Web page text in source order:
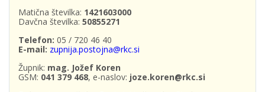
Matična številka: 1421603000
Davčna številka: 50855271
Telefon: 05 / 720 46 40
E-mail: zupnija.postojna@rkc.si
Župnik: mag. Jožef Koren
GSM: 041 379 468, e-naslov: joze.koren@rkc.si